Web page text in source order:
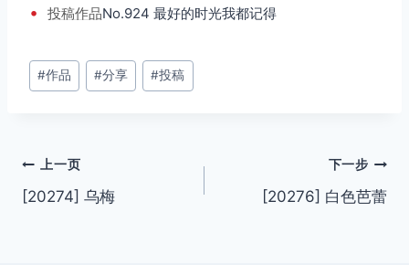
• 投稿作品No.924 最好的时光我都记得
文
章
#作品 #分享 #投稿
文
章
上一页
[20274] 乌梅
下一步
[20276] 白色芭蕾